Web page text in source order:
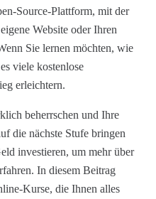
Source-Plattform, mit der
Website oder Ihren
Sie lernen möchten, wie
viele kostenlose
erleichtern.
beherrschen und Ihre
die nächste Stufe bringen
investieren, um mehr über
In diesem Beitrag
Kurse, die Ihnen alles